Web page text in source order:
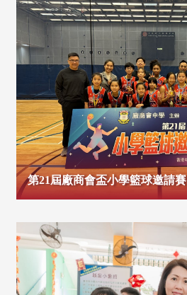
第21屆廠商會盃小學籃球邀請賽